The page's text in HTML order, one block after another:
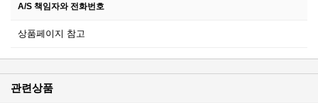
A/S 책임자와 전화번호
상품페이지 참고
관련상품